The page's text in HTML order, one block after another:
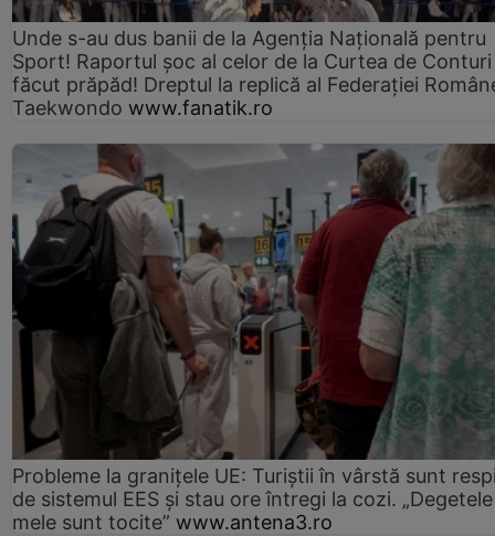
Unde s-au dus banii de la Agenția Națională pentru
Sport! Raportul șoc al celor de la Curtea de Conturi
făcut prăpăd! Dreptul la replică al Federației
Taekwondo www.fanatik.ro
Probleme la granițele UE: Turiștii în vârstă sunt
de sistemul EES și stau ore întregi la cozi. „Degetele
mele sunt tocite” www.antena3.ro